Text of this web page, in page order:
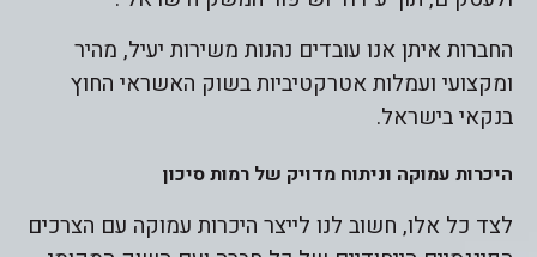
החברות איתן אנו עובדים נהנות משירות יעיל, מהיר
ומקצועי ועמלות אטרקטיביות בשוק האשראי החוץ
בנקאי בישראל.
היכרות עמוקה וניתוח מדויק של רמות סיכון
לצד כל אלו, חשוב לנו לייצר היכרות עמוקה עם הצרכים